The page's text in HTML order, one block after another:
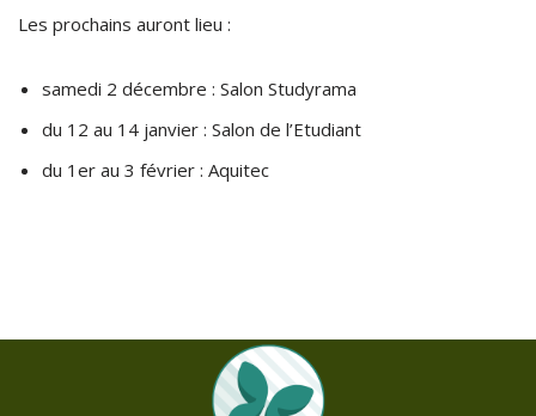
Les prochains auront lieu :
samedi 2 décembre : Salon Studyrama
du 12 au 14 janvier : Salon de l’Etudiant
du 1er au 3 février : Aquitec